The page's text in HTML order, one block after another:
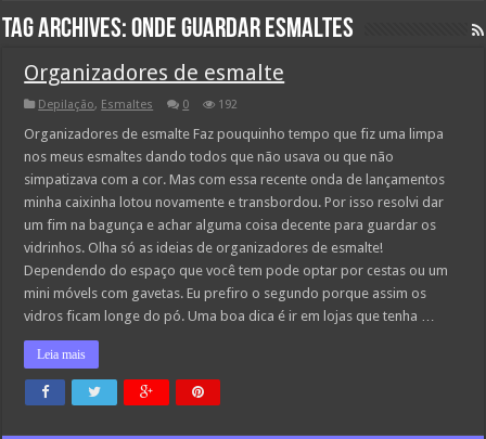
Tag Archives:onde guardar esmaltes
Organizadores de esmalte
Depilação, Esmaltes 0 192
Organizadores de esmalte Faz pouquinho tempo que fiz uma limpa
nos meus esmaltes dando todos que não usava ou que não
simpatizava com a cor. Mas com essa recente onda de lançamentos
minha caixinha lotou novamente e transbordou. Por isso resolvi dar
um fim na bagunça e achar alguma coisa decente para guardar os
vidrinhos. Olha só as ideias de organizadores de esmalte!
Dependendo do espaço que você tem pode optar por cestas ou um
mini móvels com gavetas. Eu prefiro o segundo porque assim os
vidros ficam longe do pó. Uma boa dica é ir em lojas que tenha …
Leia mais